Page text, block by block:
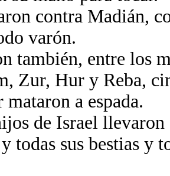
contra Madián,
varón.
también, entre los
Zur, Hur y Reba,
a espada.
de Israel llevaron
todas sus bestias y